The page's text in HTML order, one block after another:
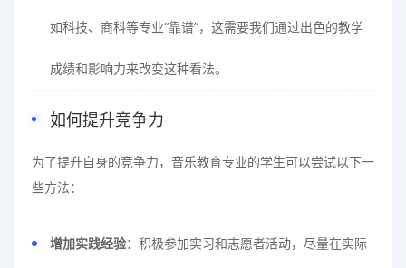
如科技、商科等专业“靠谱”，这需要我们通过出色的教学
成绩和影响力来改变这种看法。
如何提升竞争力
为了提升自身的竞争力，音乐教育专业的学生可以尝试以下一
些方法：
增加实践经验：积极参加实习和志愿者活动，尽量在实际